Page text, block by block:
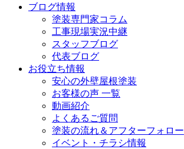
ブログ情報
塗装専門家コラム
工事現場実況中継
スタッフブログ
代表ブログ
お役立ち情報
安心の外壁屋根塗装
お客様の声 一覧
動画紹介
よくあるご質問
塗装の流れ＆アフターフォロー
イベント・チラシ情報